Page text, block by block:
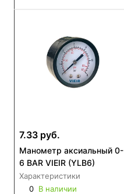
7.33 руб.
Манометр аксиальный 0-
6 BAR VIEIR (YLB6)
Характеристики
0 В наличии